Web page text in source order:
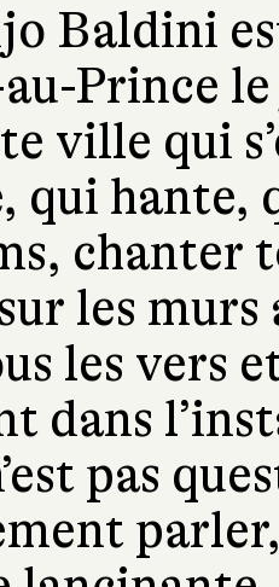
Baldini
Prince
ville qui
qui hante,
chanter
les murs
les vers
dans
pas